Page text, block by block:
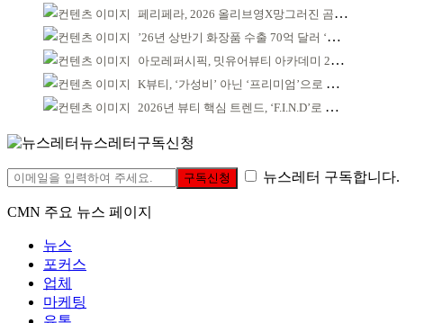
페리페라, 2026 올리브영X망그러진 곰 콜라보
’26년 상반기 화장품 수출 70억 달러 ‘역대 최고’
아모레퍼시픽, 밋유어뷰티 아카데미 2기 발대식
K뷰티, ‘가성비’ 아닌 ‘프리미엄’으로 승부걸어야
2026년 뷰티 핵심 트렌드, ‘F.I.N.D’로 읽는다
뉴스레터구독신청
구독신청 뉴스레터 구독합니다.
CMN 주요 뉴스 페이지
뉴스
포커스
업체
마케팅